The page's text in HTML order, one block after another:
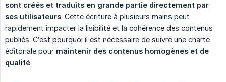
sont créés et traduits en grande partie directement par
ses utilisateurs. Cette écriture à plusieurs mains peut
rapidement impacter la lisibilité et la cohérence des contenus
publiés. C’est pourquoi il est nécessaire de suivre une charte
éditoriale pour maintenir des contenus homogènes et de
qualité.